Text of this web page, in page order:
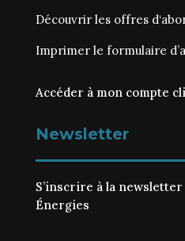
Découvrir les offres
Imprimer le formulaire
Accéder à mon compte
Newsletter
S’inscrire à la
Énergies